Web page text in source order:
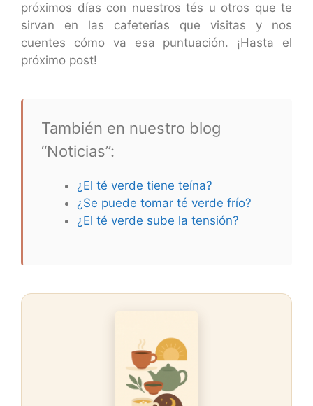
próximos días con nuestros tés u otros que te
sirvan en las cafeterías que visitas y nos
cuentes cómo va esa puntuación. ¡Hasta el
próximo post!
También en nuestro blog
“Noticias”:
¿El té verde tiene teína?
¿Se puede tomar té verde frío?
¿El té verde sube la tensión?